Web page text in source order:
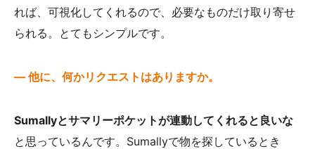
れば、可視化してくれるので、必要なものだけ取り寄せ
られる。とてもシンプルです。
— 他に、何かリクエストはありますか。
Sumallyとサマリーポケットが連動してくれると良いな
と思っているんです。Sumallyで物を探しているとき